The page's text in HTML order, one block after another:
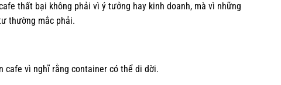
thất bại không phải vì ý tưởng hay kinh doanh, mà vì những
thường mắc phải.
cafe vì nghĩ rằng container có thể di dời.